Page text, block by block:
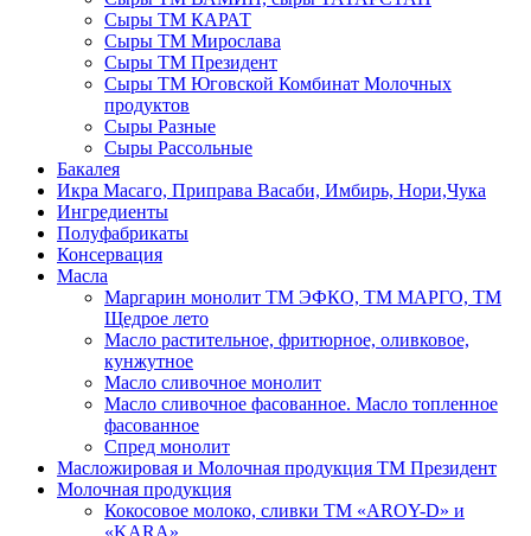
Сыры ТМ КАРАТ
Сыры ТМ Мирослава
Сыры ТМ Президент
Сыры ТМ Юговской Комбинат Молочных
продуктов
Сыры Разные
Сыры Рассольные
Бакалея
Икра Масаго, Приправа Васаби, Имбирь, Нори,Чука
Ингредиенты
Полуфабрикаты
Консервация
Масла
Маргарин монолит ТМ ЭФКО, ТМ МАРГО, ТМ
Щедрое лето
Масло растительное, фритюрное, оливковое,
кунжутное
Масло сливочное монолит
Масло сливочное фасованное. Масло топленное
фасованное
Спред монолит
Масложировая и Молочная продукция ТМ Президент
Молочная продукция
Кокосовое молоко, сливки ТМ «AROY-D» и
«KARA»